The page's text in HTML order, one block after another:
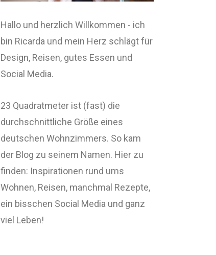
Hallo und herzlich Willkommen - ich
bin Ricarda und mein Herz schlägt für
Design, Reisen, gutes Essen und
Social Media.
23 Quadratmeter ist (fast) die
durchschnittliche Größe eines
deutschen Wohnzimmers. So kam
der Blog zu seinem Namen. Hier zu
finden: Inspirationen rund ums
Wohnen, Reisen, manchmal Rezepte,
ein bisschen Social Media und ganz
viel Leben!